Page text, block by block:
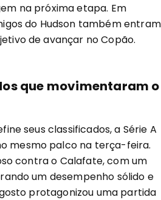
na próxima etapa. Em
do Hudson também entram
de avançar no Copão.
que movimentaram o
seus classificados, a Série A
mesmo palco na terça-feira.
contra o Calafate, com um
um desempenho sólido e
protagonizou uma partida